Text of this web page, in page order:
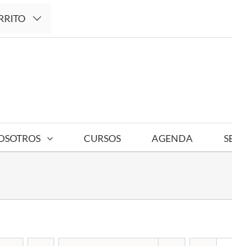
CURSOS AGENDA